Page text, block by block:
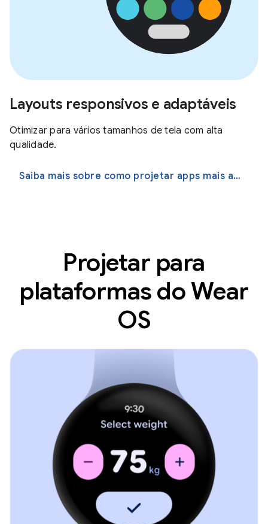
Layouts responsivos e adaptáveis
Otimizar para vários tamanhos de tela com alta
qualidade.
Saiba mais sobre como projetar apps mais adaptáveis
Projetar para
plataformas do Wear
OS